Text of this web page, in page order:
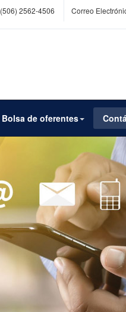
(506) 2562-4506 Correo
Bolsa de oferentes